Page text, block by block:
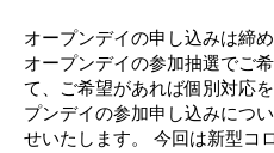
オープンデイの申し込みは締
オープンデイの参加抽選でご
て、ご希望があれば個別対応
プンデイの参加申し込みにつ
せいたします。 今回は新型コ